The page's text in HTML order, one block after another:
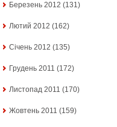
Березень 2012 (131)
Лютий 2012 (162)
Січень 2012 (135)
Грудень 2011 (172)
Листопад 2011 (170)
Жовтень 2011 (159)